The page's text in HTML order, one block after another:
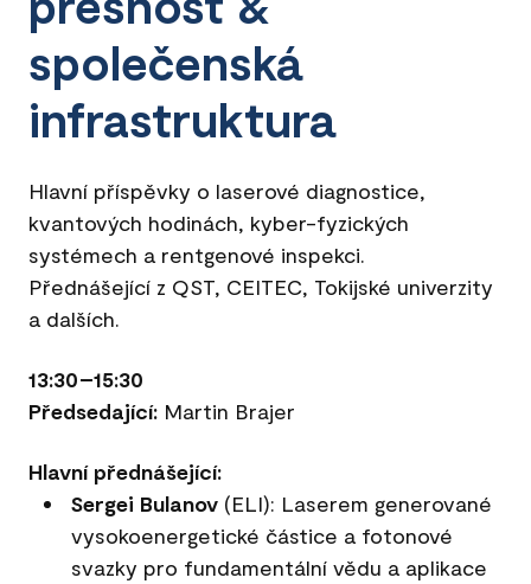
společenská
infrastruktura
Hlavní příspěvky o laserové diagnostice,
kvantových hodinách, kyber-fyzických
systémech a rentgenové inspekci.
Přednášející z QST, CEITEC, Tokijské univerzity
a dalších.
13:30–15:30
Předsedající: Martin Brajer
Hlavní přednášející:
Sergei Bulanov (ELI): Laserem generované
vysokoenergetické částice a fotonové
svazky pro fundamentální vědu a aplikace